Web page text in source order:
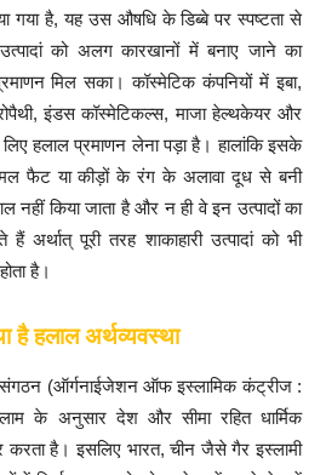
गया है, यह उस औषधि के डिब्बे पर स्पष्टता से
को अलग कारखानों में बनाए जाने का
मिल सका। कॉस्मेटिक कंपनियों में इबा,
इंडस कॉस्मेटिकल्स, माजा हेल्थकेयर और
हलाल प्रमाणन लेना पड़ा है। हालांकि इसके
फैट या कीड़ों के रंग के अलावा दूध से बनी
नहीं किया जाता है और न ही वे इन उत्पादों का
अर्थात् पूरी तरह शाकाहारी उत्पादां को भी
है।
है हलाल अर्थव्यवस्था
संगठन (ऑर्गनाईजेशन ऑफ इस्लामिक कंट्रीज :
के अनुसार देश और सीमा रहित धार्मिक
करता है। इसलिए भारत, चीन जैसे गैर इस्लामी